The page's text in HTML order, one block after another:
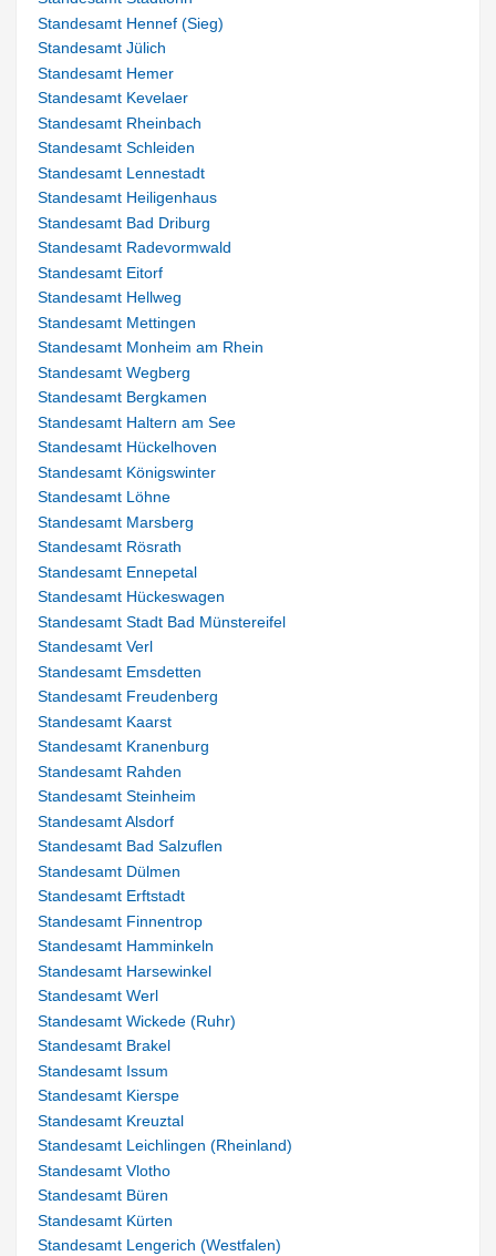
Standesamt Hennef (Sieg)
Standesamt Jülich
Standesamt Hemer
Standesamt Kevelaer
Standesamt Rheinbach
Standesamt Schleiden
Standesamt Lennestadt
Standesamt Heiligenhaus
Standesamt Bad Driburg
Standesamt Radevormwald
Standesamt Eitorf
Standesamt Hellweg
Standesamt Mettingen
Standesamt Monheim am Rhein
Standesamt Wegberg
Standesamt Bergkamen
Standesamt Haltern am See
Standesamt Hückelhoven
Standesamt Königswinter
Standesamt Löhne
Standesamt Marsberg
Standesamt Rösrath
Standesamt Ennepetal
Standesamt Hückeswagen
Standesamt Stadt Bad Münstereifel
Standesamt Verl
Standesamt Emsdetten
Standesamt Freudenberg
Standesamt Kaarst
Standesamt Kranenburg
Standesamt Rahden
Standesamt Steinheim
Standesamt Alsdorf
Standesamt Bad Salzuflen
Standesamt Dülmen
Standesamt Erftstadt
Standesamt Finnentrop
Standesamt Hamminkeln
Standesamt Harsewinkel
Standesamt Werl
Standesamt Wickede (Ruhr)
Standesamt Brakel
Standesamt Issum
Standesamt Kierspe
Standesamt Kreuztal
Standesamt Leichlingen (Rheinland)
Standesamt Vlotho
Standesamt Büren
Standesamt Kürten
Standesamt Lengerich (Westfalen)